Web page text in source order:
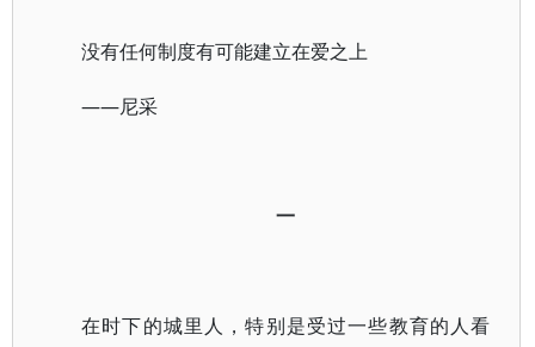
没有任何制度有可能建立在爱之上
——尼采
一
在时下的城里人，特别是受过一些教育的人看